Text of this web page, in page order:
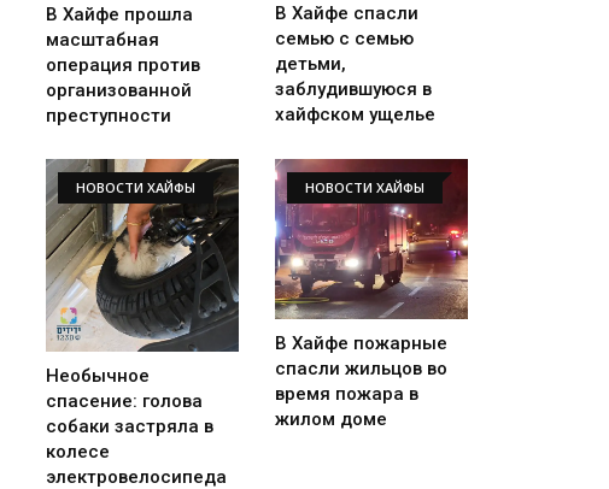
В Хайфе прошла
масштабная
операция против
организованной
преступности
В Хайфе спасли
семью с семью
детьми,
заблудившуюся в
хайфском ущелье
НОВОСТИ ХАЙФЫ
Необычное
спасение: голова
собаки застряла в
колесе
электровелосипеда
НОВОСТИ ХАЙФЫ
В Хайфе пожарные
спасли жильцов во
время пожара в
жилом доме